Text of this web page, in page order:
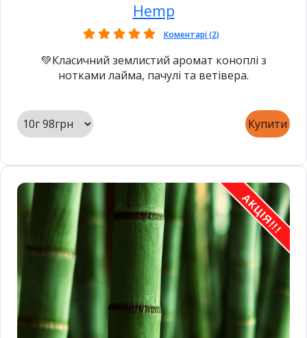
Hemp
Коментарі (2)
💚Класичний землистий аромат коноплі з
нотками лайма, пачулі та ветівера.
Купити
АКЦІЯ!!!